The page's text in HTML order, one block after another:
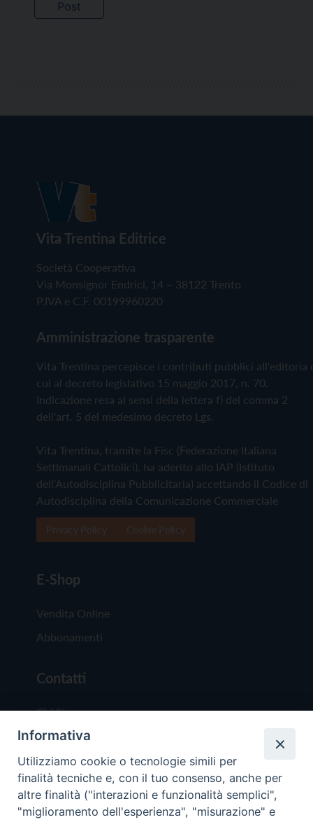
Vita Trentina Editrice
Società Cooperativa
Via Monsignor Endrici, 14 – 38122 Trento
P.IVA e C.F. 00199960220
Amministrazione trasparente
Vita Trentina percepisce i contributi pubblici all'editoria
cui al decreto legislativo 15 maggio 2017, n. 70.
Indicazione resa ai sensi della lettera f) del comma 2
dell'art. 5 del medesimo decreto Lgs.
Vita Trentina, tramite la Fisc (Federazione Italiana
Settimanali Cattolici), ha aderito allo IAP (Istituto
dell'Autodisciplina Pubblicitaria) accettando il Codice di
Autodisciplina della Comunicazione Commerciale
E-Shop
Vendita Online
Abbonamenti
Contatti
Chi Siamo
Redazione
Scrivici
Informativa
Utilizziamo cookie o tecnologie simili per
finalità tecniche e, con il tuo consenso, anche per
altre finalità ("interazioni e funzionalità semplici",
"miglioramento dell'esperienza", "misurazione" e